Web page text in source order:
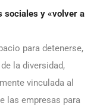
sociales y «volver a
para detenerse,
la diversidad,
vinculada al
las empresas para